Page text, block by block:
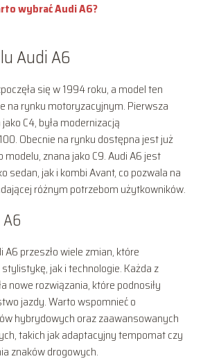
wybrać Audi A6?
Audi A6
się w 1994 roku, a model ten
na rynku motoryzacyjnym. Pierwsza
C4, była modernizacją
Obecnie na rynku dostępna jest już
znana jako C9. Audi A6 jest
sedan, jak i kombi Avant, co pozwala na
różnym potrzebom użytkowników.
A6 przeszło wiele zmian, które
jak i technologie. Każda z
nowe rozwiązania, które podnosiły
jazdy. Warto wspomnieć o
hybrydowych oraz zaawansowanych
takich jak adaptacyjny tempomat czy
znaków drogowych.